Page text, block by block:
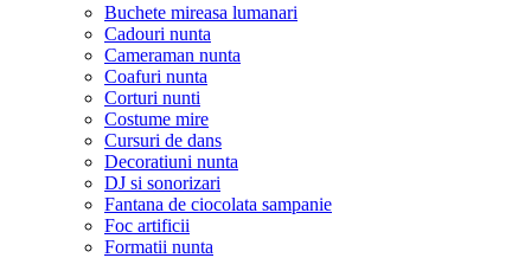
Buchete mireasa lumanari
Cadouri nunta
Cameraman nunta
Coafuri nunta
Corturi nunti
Costume mire
Cursuri de dans
Decoratiuni nunta
DJ si sonorizari
Fantana de ciocolata sampanie
Foc artificii
Formatii nunta